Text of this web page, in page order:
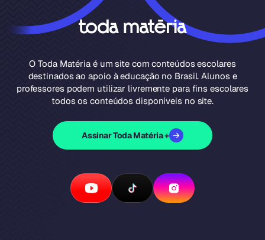
O Toda Matéria é um site com conteúdos escolares
destinados ao apoio à educação no Brasil. Alunos e
professores podem utilizar livremente para fins escolares
todos os conteúdos disponíveis no site.
Assinar Toda Matéria +